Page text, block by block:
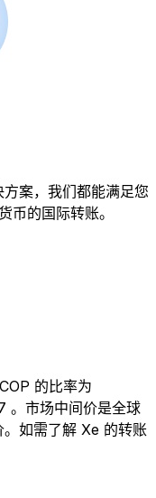
案，我们都能满足您
币的国际转账。
的比率为
市场中间价是全球
如需了解 Xe 的转账